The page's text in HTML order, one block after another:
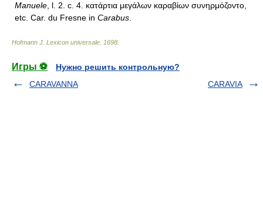
Manuele , l. 2. c. 4. κατάρτια μεγάλων καραβίων συνηρμόζοντο,
etc. Car. du Fresne in Carabus
Hofmann J. Lexicon universale 1698
Игры ⚽
Нужно решить контрольную?
CARAVANNA
CARAVIA